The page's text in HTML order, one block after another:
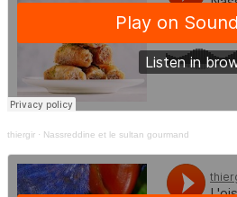
thiergir · Nassreddine et le sultan gourmand